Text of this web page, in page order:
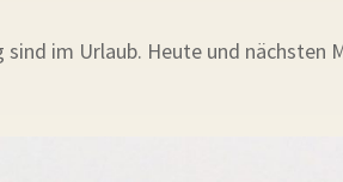
sind im Urlaub. Heute und nächsten